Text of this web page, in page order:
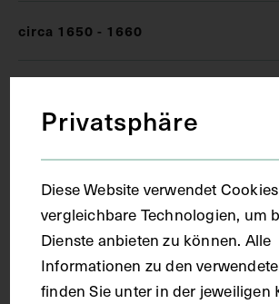
circa 1650 - 1660
Material
Papier
Privatsphäre
Diese Website verwendet
vergleichbare Technologien, um
Dienste anbieten zu können. Alle
Informationen zu den
finden Sie unter in der jeweiligen